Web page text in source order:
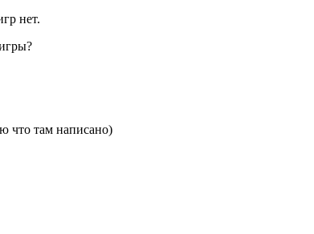
нет.
что там написано)